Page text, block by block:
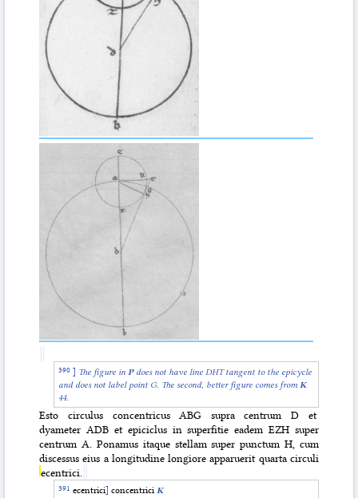
] The figure in Pdoes not have line DHT tangent to the epicycle
and does not label point G. The second, better figure comes from K
44.
Esto circulus concentricus ABG supra centrum D et
dyameter ADB et epiciclus in superfitie eadem EZH super
centrum A. Ponamus itaque stellam super punctum H, cum
discessus eius a longitudine longiore apparuerit quarta circuli
ecentrici.
ecentrici] concentrici K